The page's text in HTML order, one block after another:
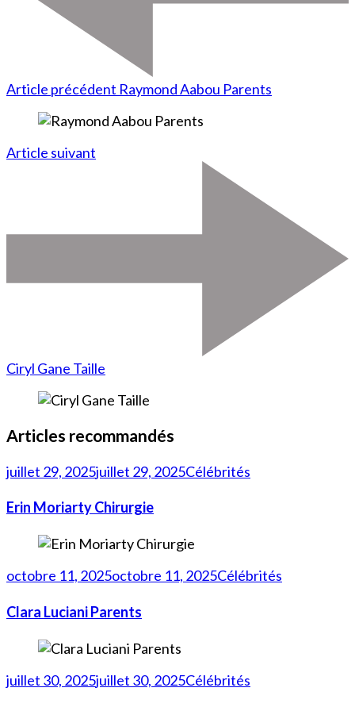
Article précédent Raymond Aabou Parents
Article suivant
Ciryl Gane Taille
Articles recommandés
juillet 29, 2025juillet 29, 2025Célébrités
Erin Moriarty Chirurgie
octobre 11, 2025octobre 11, 2025Célébrités
Clara Luciani Parents
juillet 30, 2025juillet 30, 2025Célébrités